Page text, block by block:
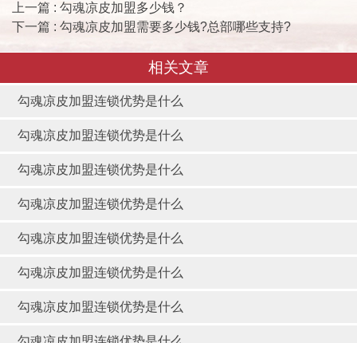
上一篇 : 勾魂凉皮加盟多少钱？
下一篇 : 勾魂凉皮加盟需要多少钱?总部哪些支持?
相关文章
勾魂凉皮加盟连锁优势是什么
勾魂凉皮加盟连锁优势是什么
勾魂凉皮加盟连锁优势是什么
勾魂凉皮加盟连锁优势是什么
勾魂凉皮加盟连锁优势是什么
勾魂凉皮加盟连锁优势是什么
勾魂凉皮加盟连锁优势是什么